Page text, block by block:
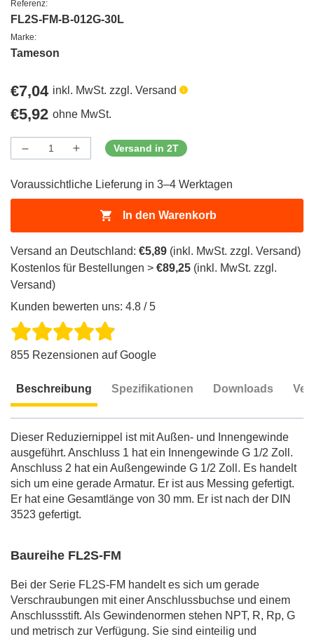
Referenz:
FL2S-FM-B-012G-30L
Marke:
Tameson
Regulärer
Preis
€7,04 inkl. MwSt. zzgl. Versand
Regulärer
Preis
€5,92 ohne MwSt.
Menge
Menge
verringern
ProductDrop
Menge
erhöhen
ProductDrop
Versand in 2T
Voraussichtliche Lieferung in 3–4 Werktagen
In den Warenkorb
Versand an Deutschland: €5,89 (inkl. MwSt. zzgl. Versand)
Kostenlos für Bestellungen > €89,25 (inkl. MwSt. zzgl.
Versand)
Kunden bewerten uns: 4.8 / 5
855 Rezensionen auf Google
Beschreibung Spezifikationen Downloads
Dieser Reduziernippel ist mit Außen- und Innengewinde
ausgeführt. Anschluss 1 hat ein Innengewinde G 1/2 Zoll.
Anschluss 2 hat ein Außengewinde G 1/2 Zoll. Es handelt
sich um eine gerade Armatur. Er ist aus Messing gefertigt.
Er hat eine Gesamtlänge von 30 mm. Er ist nach der DIN
3523 gefertigt.
Baureihe FL2S-FM
Bei der Serie FL2S-FM handelt es sich um gerade
Verschraubungen mit einer Anschlussbuchse und einem
Anschlussstift. Als Gewindenormen stehen NPT, R, Rp, G
und metrisch zur Verfügung. Sie sind einteilig und